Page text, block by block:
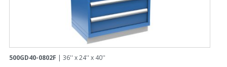
500GD40-0802F | 36'' x 24'' x 40''